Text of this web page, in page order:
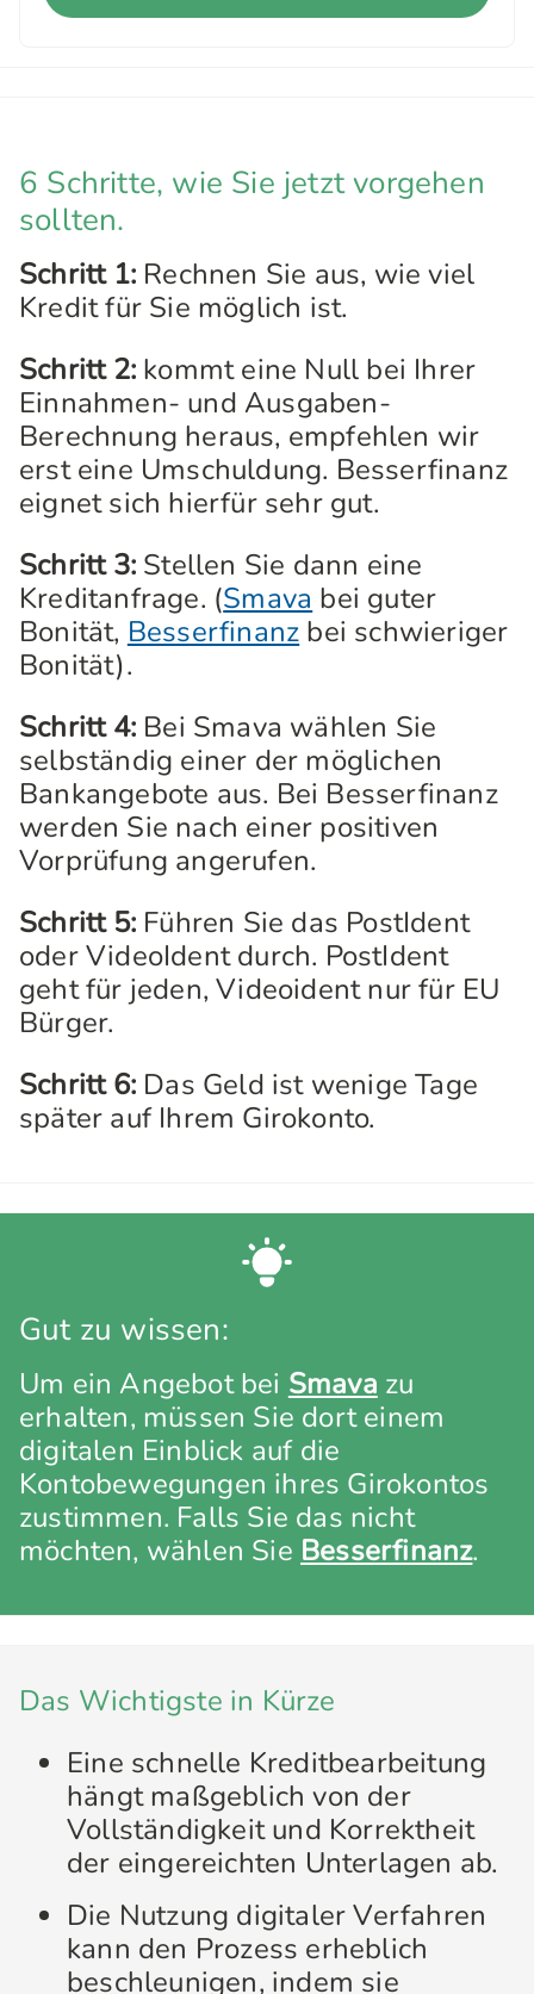
6 Schritte, wie Sie jetzt vorgehen
sollten.
Schritt 1: Rechnen Sie aus, wie viel
Kredit für Sie möglich ist.
Schritt 2: kommt eine Null bei Ihrer
Einnahmen- und Ausgaben-
Berechnung heraus, empfehlen wir
erst eine Umschuldung. Besserfinanz
eignet sich hierfür sehr gut.
Schritt 3: Stellen Sie dann eine
Kreditanfrage. (Smava bei guter
Bonität, Besserfinanz bei schwieriger
Bonität).
Schritt 4: Bei Smava wählen Sie
selbständig einer der möglichen
Bankangebote aus. Bei Besserfinanz
werden Sie nach einer positiven
Vorprüfung angerufen.
Schritt 5: Führen Sie das PostIdent
oder VideoIdent durch. PostIdent
geht für jeden, Videoident nur für EU
Bürger.
Schritt 6: Das Geld ist wenige Tage
später auf Ihrem Girokonto.
Gut zu wissen:
Um ein Angebot bei Smava zu
erhalten, müssen Sie dort einem
digitalen Einblick auf die
Kontobewegungen ihres Girokontos
zustimmen. Falls Sie das nicht
möchten, wählen Sie Besserfinanz.
Das Wichtigste in Kürze
Eine schnelle Kreditbearbeitung
hängt maßgeblich von der
Vollständigkeit und Korrektheit
der eingereichten Unterlagen ab.
Die Nutzung digitaler Verfahren
kann den Prozess erheblich
beschleunigen, indem sie